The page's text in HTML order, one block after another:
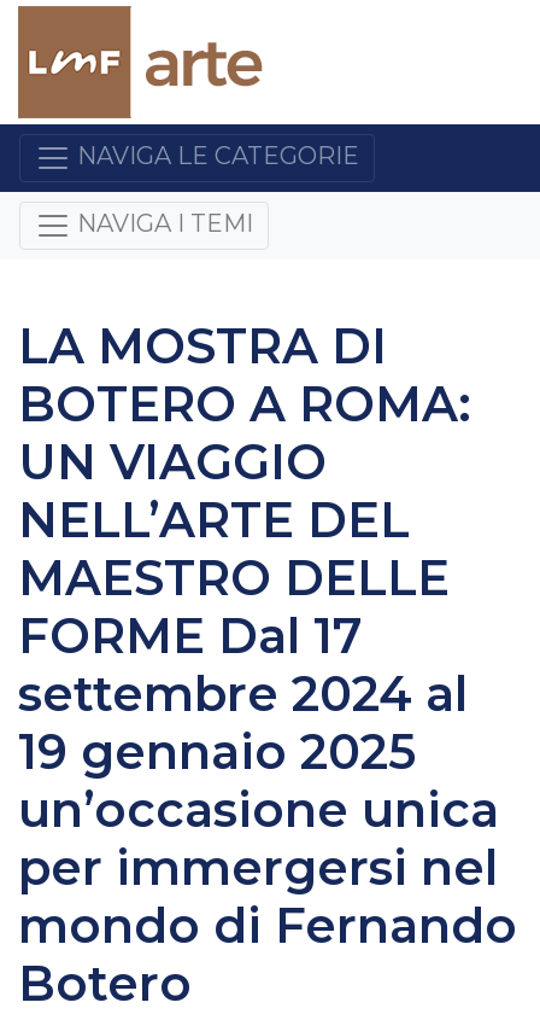
NAVIGA LE CATEGORIE
NAVIGA I TEMI
LA MOSTRA DI
BOTERO A ROMA:
UN VIAGGIO
NELL’ARTE DEL
MAESTRO DELLE
FORME Dal 17
settembre 2024 al
19 gennaio 2025
un’occasione unica
per immergersi nel
mondo di Fernando
Botero